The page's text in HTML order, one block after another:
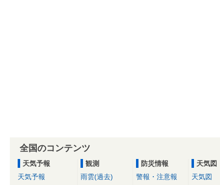
全国のコンテンツ
天気予報
天気予報
観測
雨雲(過去)
防災情報
警報・注意報
天気図
天気図